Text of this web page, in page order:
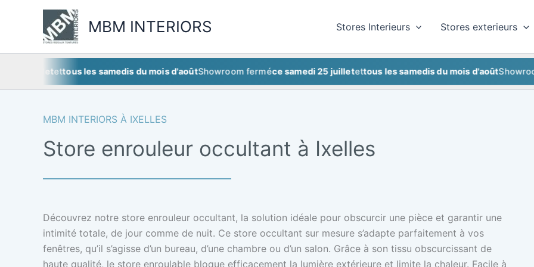
MBM INTERIORS Stores Interieurs Stores exterieurs
tous les samedis du mois d'aoûtShowroom ferméce samedi 25 juilletettous les samedis du mois d'aoûtShowroom
MBM INTERIORS À IXELLES
Store enrouleur occultant à Ixelles
Découvrez notre store enrouleur occultant, la solution idéale pour obscurcir une pièce et garantir une
intimité totale, de jour comme de nuit. Ce store occultant sur mesure s’adapte parfaitement à vos
fenêtres, qu’il s’agisse d’un bureau, d’une chambre ou d’un salon. Grâce à son tissu obscurcissant de
haute qualité, le store enroulable bloque efficacement la lumière extérieure et limite la chaleur. Facile à